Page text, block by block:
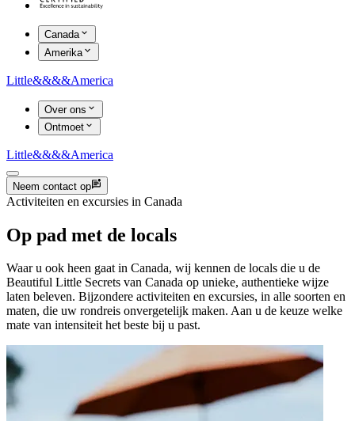
Canada
Amerika
Little&&&&America
Over ons
Ontmoet
Little&&&&America
Neem contact op
Activiteiten en excursies in Canada
Op pad met de locals
Waar u ook heen gaat in Canada, wij kennen de locals die u de
Beautiful Little Secrets van Canada op unieke, authentieke wijze
laten beleven. Bijzondere activiteiten en excursies, in alle soorten en
maten, die uw rondreis onvergetelijk maken. Aan u de keuze welke
mate van intensiteit het beste bij u past.